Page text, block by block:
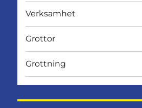
Verksamhet
Grottor
Grottning